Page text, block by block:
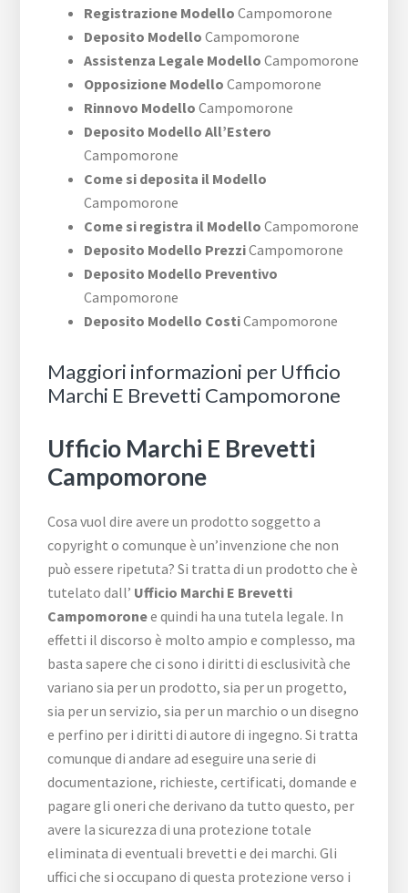
Registrazione Modello Campomorone
Deposito Modello Campomorone
Assistenza Legale Modello Campomorone
Opposizione Modello Campomorone
Rinnovo Modello Campomorone
Deposito Modello All’Estero
Campomorone
Come si deposita il Modello
Campomorone
Come si registra il Modello Campomorone
Deposito Modello PrezziCampomorone
Deposito Modello Preventivo
Campomorone
Deposito Modello CostiCampomorone
Maggiori informazioni per Ufficio
Marchi E Brevetti Campomorone
Ufficio Marchi E Brevetti
Campomorone
Cosa vuol dire avere un prodotto soggetto a
copyright o comunque è un’invenzione che non
può essere ripetuta? Si tratta di un prodotto che è
tutelato dall’ Ufficio Marchi E Brevetti
Campomoronee quindi ha una tutela legale. In
effetti il discorso è molto ampio e complesso, ma
basta sapere che ci sono i diritti di esclusività che
variano sia per un prodotto, sia per un progetto,
sia per un servizio, sia per un marchio o un disegno
e perfino per i diritti di autore di ingegno. Si tratta
comunque di andare ad eseguire una serie di
documentazione, richieste, certificati, domande e
pagare gli oneri che derivano da tutto questo, per
avere la sicurezza di una protezione totale
eliminata di eventuali brevetti e dei marchi. Gli
uffici che si occupano di questa protezione verso i